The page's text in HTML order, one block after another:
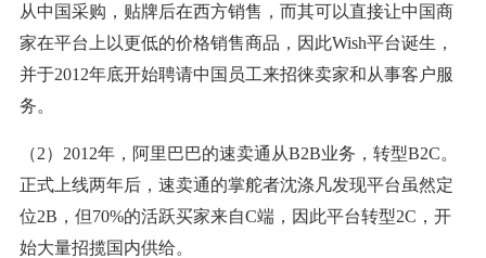
从中国采购，贴牌后在西方销售，而其可以直接让中国商
家在平台上以更低的价格销售商品，因此Wish平台诞生，
并于2012年底开始聘请中国员工来招徕卖家和从事客户服
务。
（2）2012年，阿里巴巴的速卖通从B2B业务，转型B2C。
正式上线两年后，速卖通的掌舵者沈涤凡发现平台虽然定
位2B，但70%的活跃买家来自C端，因此平台转型2C，开
始大量招揽国内供给。